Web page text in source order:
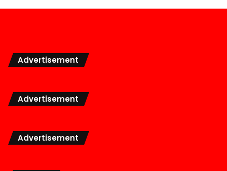
Advertisement
Advertisement
Advertisement